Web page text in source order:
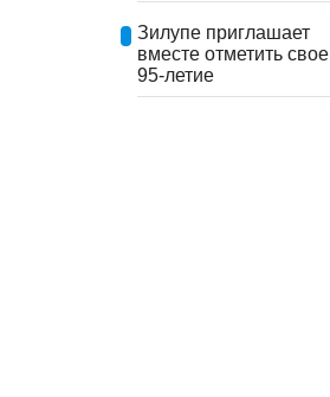
Зилупе приглашает
вместе отметить свое
95-летие